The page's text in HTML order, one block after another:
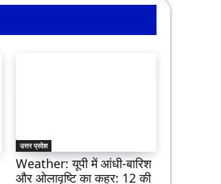
उत्तर प्रदेश
Weather: यूपी में आंधी-बारिश
और ओलावृष्टि का कहर: 12 की